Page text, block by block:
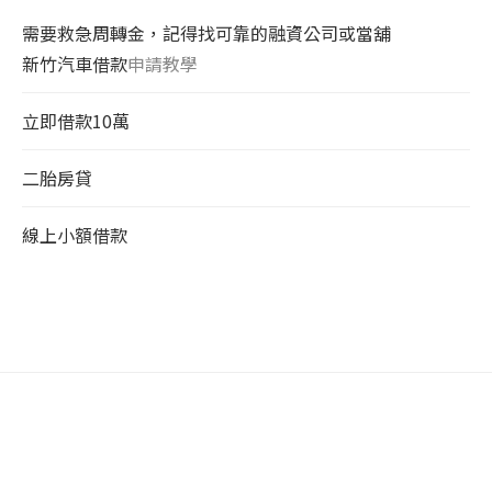
需要救急周轉金，記得找可靠的融資公司或當舖
新竹汽車借款申請教學
立即借款10萬
二胎房貸
線上小額借款